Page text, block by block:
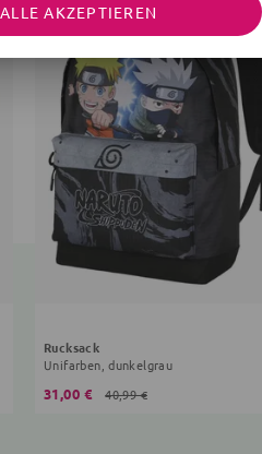
Rucksack
Unifarben, dunkelgrau
31,00 € 40,99 €
ALLE AKZEPTIEREN